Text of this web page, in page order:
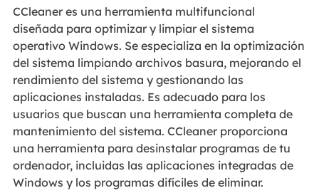
CCleaner es una herramienta multifuncional
diseñada para optimizar y limpiar el sistema
operativo Windows. Se especializa en la optimización
del sistema limpiando archivos basura, mejorando el
rendimiento del sistema y gestionando las
aplicaciones instaladas. Es adecuado para los
usuarios que buscan una herramienta completa de
mantenimiento del sistema. CCleaner proporciona
una herramienta para desinstalar programas de tu
ordenador, incluidas las aplicaciones integradas de
Windows y los programas difíciles de eliminar.